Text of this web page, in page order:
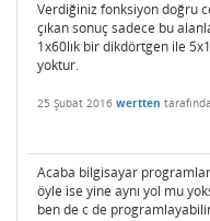
Verdiğiniz fonksiyon doğru
çıkan sonuç sadece bu
1x60lık bir dikdörtgen ile
yoktur.
25 Şubat 2016 wertten
Acaba bilgisayar
öyle ise yine aynı yol mu
ben de c de